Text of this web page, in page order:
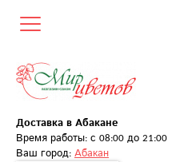
Доставка в Абакане
Время работы: с 08:00 до 21:00
Ваш город: Абакан